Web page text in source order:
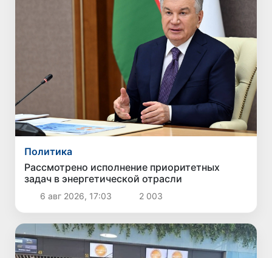
Политика
Рассмотрено исполнение приоритетных
задач в энергетической отрасли
6 авг 2026, 17:03 2 003